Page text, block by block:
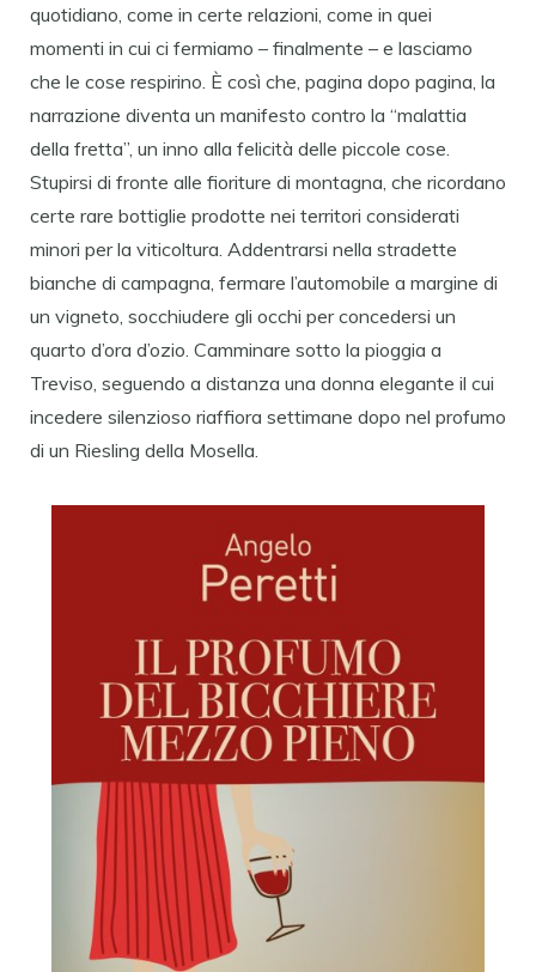
quotidiano, come in certe relazioni, come in quei
momenti in cui ci fermiamo – finalmente – e lasciamo
che le cose respirino. È così che, pagina dopo pagina, la
narrazione diventa un manifesto contro la “malattia
della fretta”, un inno alla felicità delle piccole cose.
Stupirsi di fronte alle fioriture di montagna, che ricordano
certe rare bottiglie prodotte nei territori considerati
minori per la viticoltura. Addentrarsi nella stradette
bianche di campagna, fermare l’automobile a margine di
un vigneto, socchiudere gli occhi per concedersi un
quarto d’ora d’ozio. Camminare sotto la pioggia a
Treviso, seguendo a distanza una donna elegante il cui
incedere silenzioso riaffiora settimane dopo nel profumo
di un Riesling della Mosella.